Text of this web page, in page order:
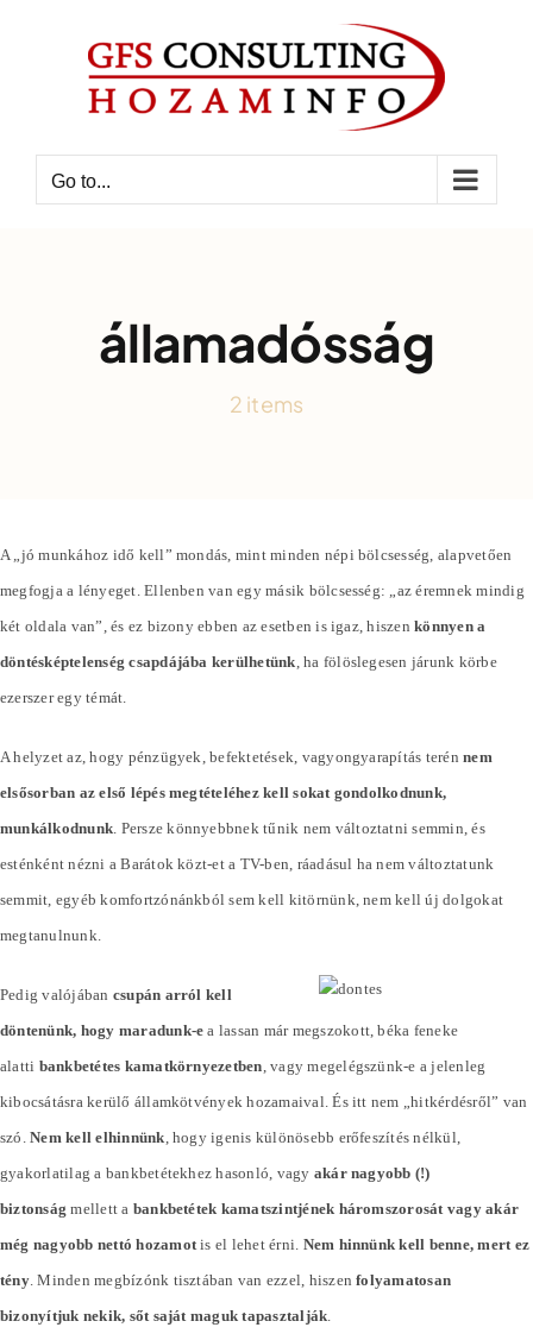
Go to...
államadósság
2 items
A „jó munkához idő kell” mondás, mint minden népi bölcsesség, alapvetően
megfogja a lényeget. Ellenben van egy másik bölcsesség: „az éremnek mindig
két oldala van”, és ez bizony ebben az esetben is igaz, hiszenkönnyen a
döntésképtelenség csapdájába kerülhetünk , ha fölöslegesen járunk körbe
ezerszer egy témát.
A helyzet az, hogy pénzügyek, befektetések, vagyongyarapítás terénnem
elsősorban az első lépés megtételéhez kell sokat gondolkodnunk,
munkálkodnunk . Persze könnyebbnek tűnik nem változtatni semmin, és
esténként nézni a Barátok közt-et a TV-ben, ráadásul ha nem változtatunk
semmit, egyéb komfortzónánkból sem kell kitörnünk, nem kell új dolgokat
megtanulnunk.
Pedig valójában csupán arról kell
döntenünk, hogy maradunk-e a lassan már megszokott, béka feneke
alatti bankbetétes kamatkörnyezetben , vagy megelégszünk-e a jelenleg
kibocsátásra kerülő államkötvények hozamaival. És itt nem „hitkérdésről” van
szó.Nem kell elhinnünk , hogy igenis különösebb erőfeszítés nélkül,
gyakorlatilag a bankbetétekhez hasonló, vagy akár nagyobb (!)
biztonság mellett a bankbetétek kamatszintjének háromszorosát vagy akár
még nagyobb nettó hozamotis el lehet érni. Nem hinnünk kell benne, mert ez
tény. Minden megbízónk tisztában van ezzel, hiszenfolyamatosan
bizonyítjuk nekik, sőt saját maguk tapasztalják